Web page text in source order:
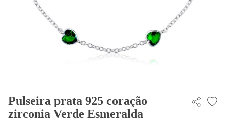
Pulseira prata 925 coração
zirconia Verde Esmeralda